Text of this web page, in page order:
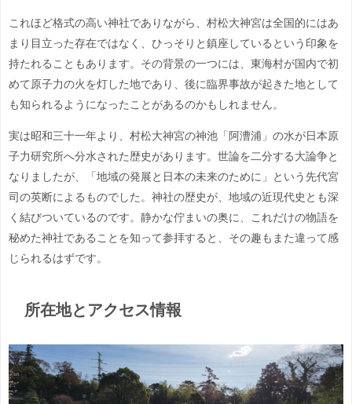
これほど格式の高い神社でありながら、村松大神宮は全国的にはあ
まり目立った存在ではなく、ひっそりと鎮座しているという印象を
持たれることもあります。その背景の一つには、東海村が国内で初
めて原子力の火を灯した地であり、後に臨界事故が起きた地として
も知られるようになったことがあるのかもしれません。
実は昭和三十一年より、村松大神宮の神池「阿漕浦」の水が日本原
子力研究所へ分水された歴史があります。世論を二分する大論争と
なりましたが、「地域の発展と日本の未来のために」という先代宮
司の英断によるものでした。神社の歴史が、地域の近現代史とも深
く結びついているのです。静かな佇まいの奥に、これだけの物語を
秘めた神社であることを知って参拝すると、その趣もまた違って感
じられるはずです。
所在地とアクセス情報